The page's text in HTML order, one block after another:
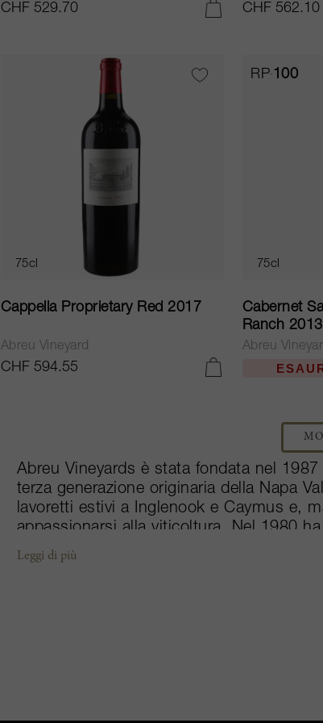
CHF 529.70 CHF 562.10
75cl
Cappella Proprietary Red 2017
Abreu Vineyard
CHF 594.55
RP 100
75cl
Cabernet
Ranch 2013
Abreu
Abreu Vineyards è stata fondata nel
terza generazione originaria della Napa
lavoretti estivi a Inglenook e Caymus e,
appassionarsi alla viticoltura. Nel 1980
alla propria tenuta. Abreu ha maturato
produttori della Napa Valley, quali
Leggi di più